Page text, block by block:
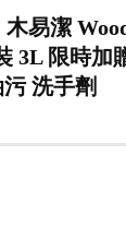
木易潔
3L 限時加
洗手劑